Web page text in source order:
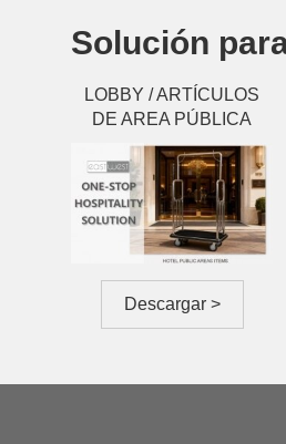
Solución
LOBBY / ARTÍCULOS
DE AREA PÚBLICA
Descargar >